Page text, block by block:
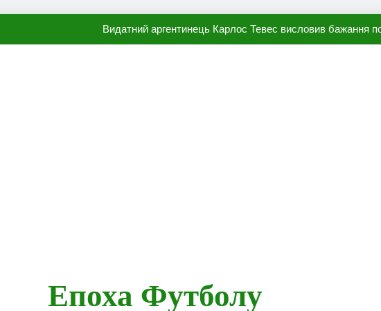
Видатний аргентинець Карлос Тевес висловив бажання
Епоха Футболу